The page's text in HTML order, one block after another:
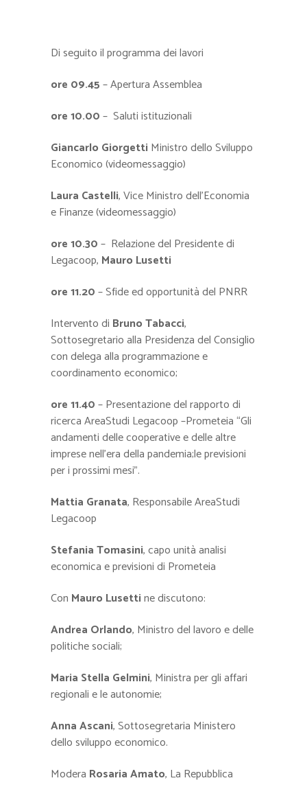
Di seguito il programma dei lavori
ore 09.45– Apertura Assemblea
ore 10.00– Saluti istituzionali
Giancarlo Giorgetti Ministro dello Sviluppo
Economico (videomessaggio)
Laura Castelli, Vice Ministro dell’Economia
e Finanze (videomessaggio)
ore 10.30– Relazione del Presidente di
Legacoop, Mauro Lusetti
ore 11.20– Sfide ed opportunità del PNRR
Intervento di Bruno Tabacci,
Sottosegretario alla Presidenza del Consiglio
con delega alla programmazione e
coordinamento economico;
ore 11.40– Presentazione del rapporto di
ricerca AreaStudi Legacoop –Prometeia “Gli
andamenti delle cooperative e delle altre
imprese nell’era della pandemia;le previsioni
per i prossimi mesi”.
Mattia Granata, Responsabile AreaStudi
Legacoop
Stefania Tomasini, capo unità analisi
economica e previsioni di Prometeia
Con Mauro Lusettine discutono:
Andrea Orlando, Ministro del lavoro e delle
politiche sociali;
Maria Stella Gelmini, Ministra per gli affari
regionali e le autonomie;
Anna Ascani, Sottosegretaria Ministero
dello sviluppo economico.
Modera Rosaria Amato, La Repubblica